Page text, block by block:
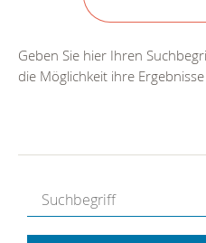
Geben Sie hier Ihren
die Möglichkeit ihre